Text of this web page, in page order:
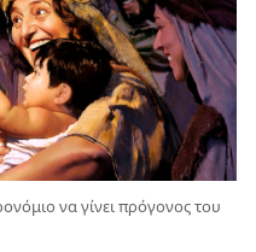
να γίνει πρόγονος του